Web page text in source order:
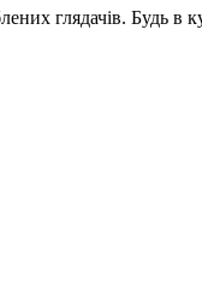
глядачів. Будь в